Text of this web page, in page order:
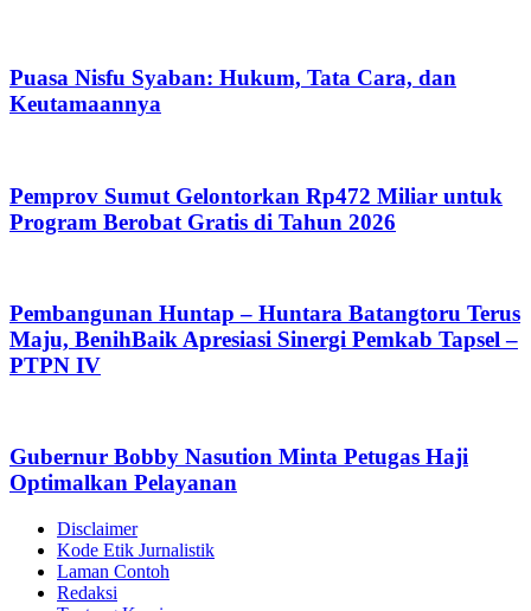
Puasa Nisfu Syaban: Hukum, Tata Cara, dan
Keutamaannya
Pemprov Sumut Gelontorkan Rp472 Miliar untuk
Program Berobat Gratis di Tahun 2026
Pembangunan Huntap – Huntara Batangtoru Terus
Maju, BenihBaik Apresiasi Sinergi Pemkab Tapsel –
PTPN IV
Gubernur Bobby Nasution Minta Petugas Haji
Optimalkan Pelayanan
Disclaimer
Kode Etik Jurnalistik
Laman Contoh
Redaksi